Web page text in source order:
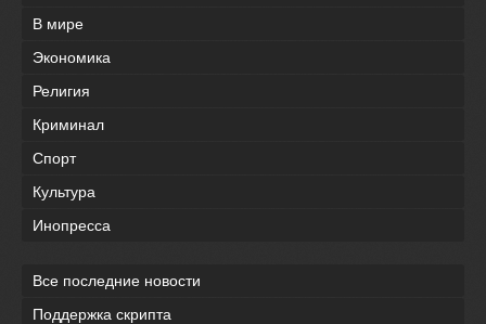
В мире
Экономика
Религия
Криминал
Спорт
Культура
Инопресса
Все последние новости
Поддержка скрипта